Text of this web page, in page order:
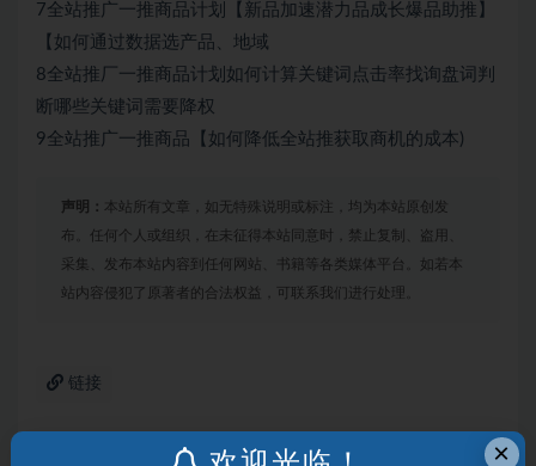
7全站推广一推商品计划【新品加速潜力品成长爆品助推】
【如何通过数据选产品、地域
8全站推厂一推商品计划如何计算关键词点击率找询盘词判
断哪些关键词需要降权
9全站推广一推商品【如何降低全站推获取商机的成本)
声明： 本站所有文章，如无特殊说明或标注，均为本站原创发
布。任何个人或组织，在未征得本站同意时，禁止复制、盗用、
采集、发布本站内容到任何网站、书籍等各类媒体平台。如若本
站内容侵犯了原著者的合法权益，可联系我们进行处理。
链接
×